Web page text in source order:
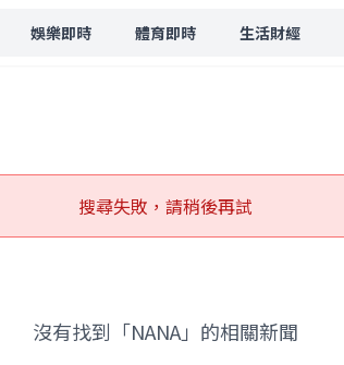
娛樂即時 體育即時 生活財經
搜尋失敗，請稍後再試
沒有找到「NANA」的相關新聞